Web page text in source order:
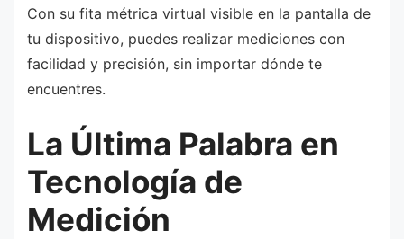
Con su fita métrica virtual visible en la pantalla de
tu dispositivo, puedes realizar mediciones con
facilidad y precisión, sin importar dónde te
encuentres.
La Última Palabra en
Tecnología de
Medición